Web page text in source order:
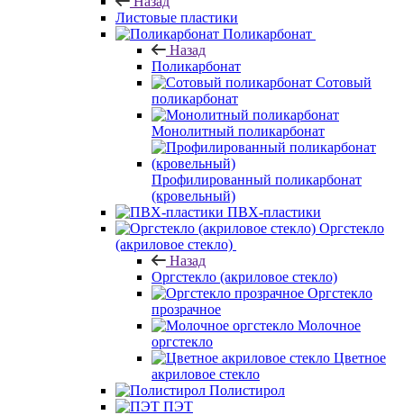
Листовые пластики
Поликарбонат
Назад
Поликарбонат
Сотовый
поликарбонат
Монолитный поликарбонат
Профилированный поликарбонат
(кровельный)
ПВХ-пластики
Оргстекло
(акриловое стекло)
Назад
Оргстекло (акриловое стекло)
Оргстекло
прозрачное
Молочное
оргстекло
Цветное
акриловое стекло
Полистирол
ПЭТ